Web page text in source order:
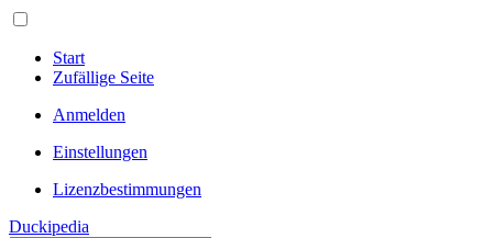
Start
Zufällige Seite
Anmelden
Einstellungen
Lizenzbestimmungen
Duckipedia